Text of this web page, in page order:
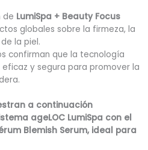
de LumiSpa + Beauty Focus
globales sobre la firmeza, la
la piel.
confirman que la tecnología
y segura para promover la
a continuación
ageLOC LumiSpa con el
Blemish Serum, ideal para